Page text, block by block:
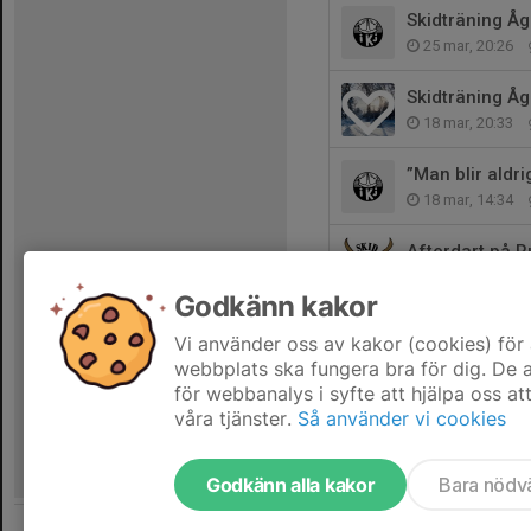
Skidträning
25 mar, 20:26
Skidträning
18 mar, 20:33
”Man blir
18 mar, 14:34
Afterdart på
12 mar, 01:06
Godkänn kakor
Vi använder oss av kakor (cookies)
webbplats ska fungera bra för dig. De
för webbanalys i syfte att hjälpa oss
våra tjänster. Så använder vi cookies
Godkänn alla kakor Bara